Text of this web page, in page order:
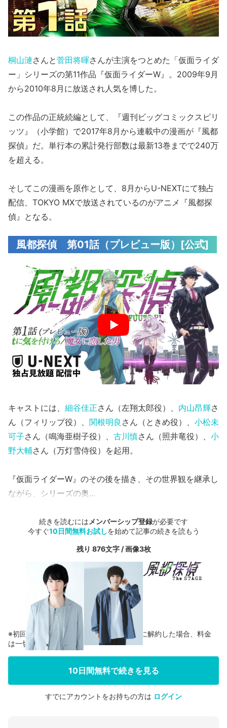
桐山漣さんと菅田将暉さんが主演をつとめた「仮面ライダ
ー」シリーズの第11作品『仮面ライダーW』。2009年9月
から2010年8月に放送され人気を博した。
この作品の正統続編として、『週刊ビッグコミックスピリ
ッツ』（小学館）で2017年8月から連載中の漫画が『風都
探偵』だ。単行本の累計発行部数は最新13巻までで240万
を超える。
そしてこの漫画を原作として、8月からU-NEXTにて独占
配信、TOKYO MXで放送されているのがアニメ『風都探
偵』となる。
風都探偵 第01話（プレビュー版）[公式]
キャストには、 細谷佳正さん（左翔太郎役）、 内山昂輝さ
ん（フィリップ役）、 関根明良 さん（ときめ役）、 小松未
可子さん（鳴海亜樹子役）、 古川慎さん（照井竜役）、 小
野大輔さん（万灯雪侍役）を起用。
『仮面ライダーW』のその後を描き、その世界観を継承し
ながら、シリーズの奥...
続きを読むには メンバーシップ登録が必要です
今すぐ10日間無料お試しを始めて記事の続きを読もう
残り 876文字 / 画像3枚
会員登録する
※初回登録の方に限り、無料お試し期間中に解約した場合、料金
は一切かかりません。
10日間無料で続きを見る
すでにアカウントをお持ちの方は ログイン